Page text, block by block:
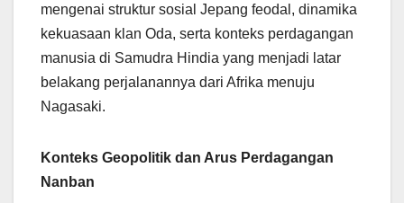
mengenai struktur sosial Jepang feodal, dinamika
kekuasaan klan Oda, serta konteks perdagangan
manusia di Samudra Hindia yang menjadi latar
belakang perjalanannya dari Afrika menuju
Nagasaki.
Konteks Geopolitik dan Arus Perdagangan
Nanban